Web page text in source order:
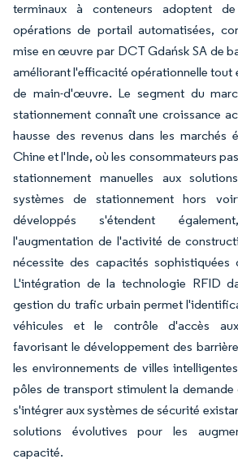
terminaux à conteneurs adoptent
opérations de portail automatisées,
mise en œuvre par DCT Gdańsk SA de
améliorant l'efficacité opérationnelle tout
de main-d'œuvre. Le segment du
stationnement connaît une croissance
hausse des revenus dans les marchés
Chine et l'Inde, où les consommateurs
stationnement manuelles aux
systèmes de stationnement hors
développés s'étendent
l'augmentation de l'activité de
nécessite des capacités sophistiquées
L'intégration de la technologie RFID
gestion du trafic urbain permet
véhicules et le contrôle d'accès
favorisant le développement des
les environnements de villes
pôles de transport stimulent la
s'intégrer aux systèmes de sécurité
solutions évolutives pour les
capacité.